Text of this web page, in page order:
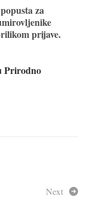
za
prijave.
Prirodno
Next